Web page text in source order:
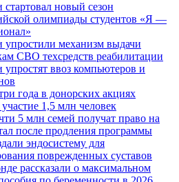
стартовал новый сезон
олимпиады студентов «Я —
упростили механизм выдачи
СВО техсредств реабилитации
упростят ввоз компьютеров и
года в донорских акциях
1,5 млн человек
5 млн семей получат право на
после продления программы
эндосистему для
поврежденных суставов
рассказали о максимальном